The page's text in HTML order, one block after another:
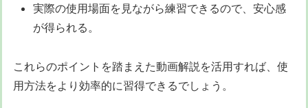
実際の使用場面を見ながら練習できるので、安心感
が得られる。
これらのポイントを踏まえた動画解説を活用すれば、使
用方法をより効率的に習得できるでしょう。